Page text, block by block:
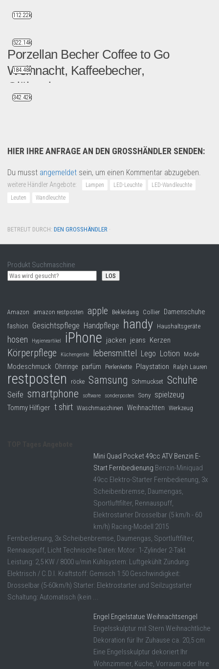
Porzellan Becher Coffee to Go
Weihnacht, Kaffeebecher,
Glühweintasse
HIER IHRE ANFRAGE AN DEN GROSSHÄNDLER SENDEN:
Du musst angemeldet sein, um einen Kommentar abzugeben.
weitere Händler Angebote: Lampen LED-Leuchte
LED-Wandleuchte
Leuten
Wandleuchte
BETREUT DURCH: DEN GROSSHÄNDLER ·
Produkt Suchmaschine
LOS
Amazon amazon restposten apple Bekleidung Collier Damenschuhe
fashion Gesichtspflege Handpflege handy Haushaltsgeräte
hosen Hygieneartikel iPhone jacken jeans Kerzen
Körperpflege Küchengeräte lebensmittel Lego Lotion Mode
Modeschmuck Ohrringe parfüm Perlenkette Playstation Ralph Lauren
restposten röcke Samsung Schmuckset Schuhe
Seife smartphone software sonderposten Sony spielzeug
Tommy Hilfiger t shirt Waschmaschinen Weihnachten Werkzeug
Mini Quad Pocket 49cc ATV Benzin E-
Start Fernbedienung Benzin-Miniquad
49cc Elektro-Starter Fernbedienung, 3x
Scheibenbremse, Daumengas,
Sportluftfilter, Rennauspuff,
Elektrostarter Drosselbar (5 km/h - 60
km/h) Racing-Modell 2015
Fernbedienung, 3x Scheibenbremse, Daumengas, Sportluftfilter,
Rennauspuff, Licht Technische Daten: Motor: 1-Zylinder 2-Takt
Leistung: 2,5 KW / 8000 u/min Kühlsystem: Luftgekühlt Zündung:
Elektrisch / C.D.I. Kraftstoff: Gemisch 1:50 Geschwindigkeit:
Drosselbar (5-60km/h) Starter: Elektrostarter und Seilzugstarter
Schaltung: Automatisch (kein ...
Engel Engelstatue Weihnachtsengel
Engelsskulptur mit Stern Weihnachtliche
Dekoration für Ihr Zuhause ca. 20,5 cm
Eine Engelsskulptur dekoriert Ihr
Wohnzimmer, Küche, Vorraum oder Ihre
112.22k
522.14k
184.48k
342.42k